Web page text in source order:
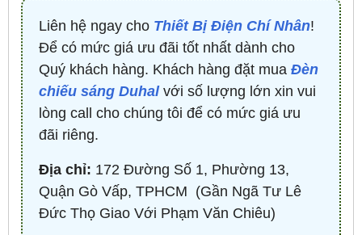
Liên hệ ngay cho Thiết Bị Điện Chí Nhân!
Để có mức giá ưu đãi tốt nhất dành cho
Quý khách hàng. Khách hàng đặt mua Đèn
chiếu sáng Duhalvới số lượng lớn xin vui
lòng call cho chúng tôi để có mức giá ưu
đãi riêng.
Địa chỉ: 172 Đường Số 1, Phường 13,
Quận Gò Vấp, TPHCM ​ (Gần Ngã Tư Lê
Đức Thọ Giao Với Phạm Văn Chiêu)